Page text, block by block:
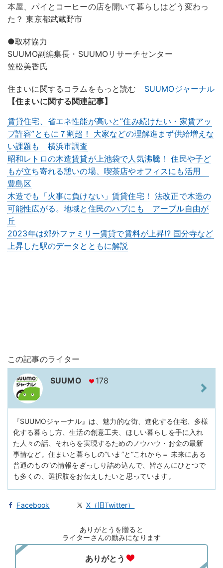
本屋、パイとコーヒーの店を開いて暮らしはどう変わっ
た？ 東京都武蔵野市
●取材協力
SUUMO副編集長・SUUMOリサーチセンター
笠松美香氏
住まいに関するコラムをもっと読む SUUMOジャーナル
【住まいに関する関連記事】
賃貸住宅、省エネ性能が高いと”住み続けたい・家賃アッ
プ許容”ともに７割超！ 大家などの理解進まず供給増えな
い課題も 横浜市調査
昭和レトロの木造賃貸が上池袋で人気沸騰！ 住民や子ど
もが立ち寄れる憩いの場、喫茶店やオフィスにも活用
豊島区
木造でも「火事に負けない」賃貸住宅！ 法改正で木造の
可能性広がる。地域と住民のハブにも アーブル自由が
丘
2023年は郊外ファミリー賃貸で賃料が上昇!? 国分寺など
上昇した駅のデータとともに解説
この記事のライター
SUUMO 178
『SUUMOジャーナル』は、魅力的な街、進化する住宅、多様
化する暮らし方、生活の創意工夫、ほしい暮らしを手に入れ
た人々の話、それらを実現するためのノウハウ・お金の最新
事情など。住まいと暮らしの“いま”と“これから＝ 未来にある
普通のもの”の情報をぎっしり詰め込んで、皆さんにひとつで
も多くの、選択肢をお伝えしたいと思っています。
Facebook X（旧Twitter）
ありがとうを贈ると
ライターさんの励みになります